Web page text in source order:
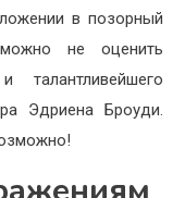
в позорный
не оценить
талантливейшего
Эдриена Броуди.